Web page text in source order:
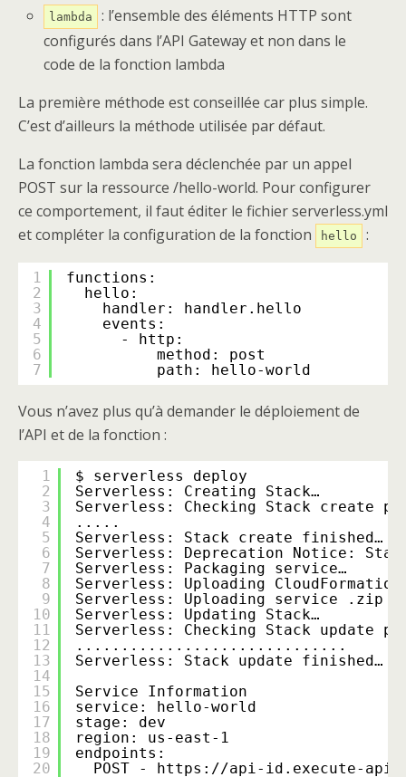
lambda
: l’ensemble des éléments HTTP sont
configurés dans l’API Gateway et non dans le
code de la fonction lambda
La première méthode est conseillée car plus simple.
C’est d’ailleurs la méthode utilisée par défaut.
La fonction lambda sera déclenchée par un appel
POST sur la ressource /hello-world. Pour configurer
ce comportement, il faut éditer le fichier serverless.yml
et compléter la configuration de la fonction
hello :
1
2
3
4
5
6
7
functions:
hello:
handler: handler.hello
events:
- http:
method: post
path: hello-world
Vous n’avez plus qu’à demander le déploiement de
l’API et de la fonction :
1
2
3
4
5
6
7
8
9
10
11
12
13
14
15
16
17
18
19
20
$ serverless deploy
Serverless: Creating Stack…
Serverless: Checking Stack create
.....
Serverless: Stack create finished…
Serverless: Deprecation Notice:
Serverless: Packaging service…
Serverless: Uploading
Serverless: Uploading service .zip
Serverless: Updating Stack…
Serverless: Checking Stack update
..............................
Serverless: Stack update finished…
Service Information
service: hello-world
stage: dev
region: us-east-1
endpoints:
POST - https: //api-id .execute-